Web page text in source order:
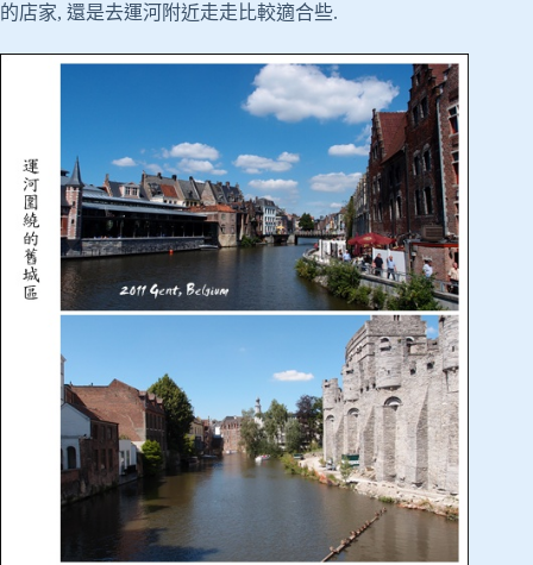
的店家, 還是去運河附近走走比較適合些.